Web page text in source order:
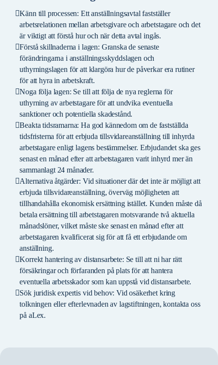
Känn till processen: Ett anställningsavtal fastställer
arbetsrelationen mellan arbetsgivare och arbetstagare och det
är viktigt att förstå hur och när detta avtal ingås.
Förstå skillnaderna i lagen: Granska de senaste
förändringarna i anställningsskyddslagen och
uthyrningslagen för att klargöra hur de påverkar era rutiner
för att hyra in arbetskraft.
Noga följa lagen: Se till att följa de nya reglerna för
uthyrning av arbetstagare för att undvika eventuella
sanktioner och potentiella skadestånd.
Beakta tidsramarna: Ha god kännedom om de fastställda
tidsfristerna för att erbjuda tillsvidareanställning till inhyrda
arbetstagare enligt lagens bestämmelser. Erbjudandet ska ges
senast en månad efter att arbetstagaren varit inhyrd mer än
sammanlagt 24 månader.
Alternativa åtgärder: Vid situationer där det inte är möjligt att
erbjuda tillsvidareanställning, överväg möjligheten att
tillhandahålla ekonomisk ersättning istället. Kunden måste då
betala ersättning till arbetstagaren motsvarande två aktuella
månadslöner, vilket måste ske senast en månad efter att
arbetstagaren kvalificerat sig för att få ett erbjudande om
anställning.
Korrekt hantering av distansarbete: Se till att ni har rätt
försäkringar och förfaranden på plats för att hantera
eventuella arbetsskador som kan uppstå vid distansarbete.
Sök juridisk expertis vid behov: Vid osäkerhet kring
tolkningen eller efterlevnaden av lagstiftningen, kontakta oss
på aLex.